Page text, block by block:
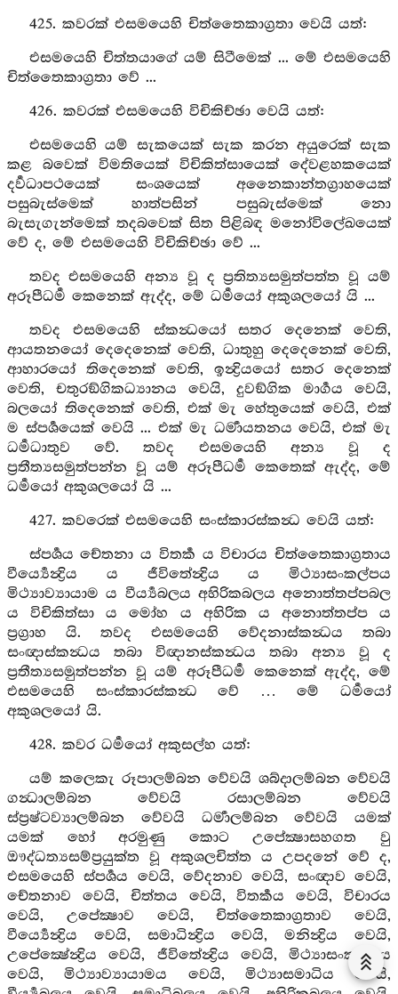
425. කවරක් එසමයෙහි චිත්තෛකාග්‍රතා වෙයි යත්:
එසමයෙහි චිත්තයාගේ යම් සිටීමෙක් ... මේ එසමයෙහි
චිත්තෛකාග්‍රතා වේ ...
426. කවරක් එසමයෙහි විචිකිච්ඡා වෙයි යත්:
එසමයෙහි යම් සැකයෙක් සැක කරන අයුරෙක් සැක
කළ බවෙක් විමතියෙක් විචිකිත්සායෙක් දේවළහකයෙක්
දර්‍වධාපථයෙක් සංශයෙක් අනෛකාන්තග්‍රාහයෙක්
පසුබැස්මෙක් හාත්පසින් පසුබැස්මෙක් නො
බැසැගැන්මෙක් තදබවෙක් සිත පිළිබඳ මනෝවිලේඛයෙක්
වේ ද, මේ එසමයෙහි විචිකිච්ඡා වේ ...
තවද එසමයෙහි අන්‍ය වූ ද ප්‍රතිත්‍යසමුත්පත්ත වූ යම්
අරූපීධර්‍ම කෙනෙක් ඇද්ද, මේ ධර්‍මයෝ අකුශලයෝ යි ...
තවද එසමයෙහි ස්කන්‍ධයෝ සතර දෙනෙක් වෙති,
ආයතනයෝ දෙදෙනෙක් වෙති, ධාතුහු දෙදෙනෙක් වෙති,
ආහාරයෝ තිදෙනෙක් වෙති, ඉන්‍ද්‍රියයෝ සතර දෙනෙක්
වෙති, චතුරඞ්ගිකධ්‍යානය වෙයි, දුවඞ්ගික මාර්‍ගය වෙයි,
බලයෝ තිදෙනෙක් වෙති, එක් මැ හේතුයෙක් වෙයි, එක්
ම ස්පර්‍ශයෙක් වෙයි ... එක් මැ ධර්‍මායතනය වෙයි, එක් මැ
ධර්‍මධාතුව වේ. තවද එසමයෙහි අන්‍ය වූ ද
ප්‍රතීත්‍යසමුත්පන්න වූ යම් අරූපීධර්‍ම කෙතෙක් ඇද්ද, මේ
ධර්‍මයෝ අකුශලයෝ යි ...
427. කවරෙක් එසමයෙහි සංස්කාරස්කන්‍ධ වෙයි යත්:
ස්පර්‍ශය චේතනා ය විතර්‍ක ය විචාරය චිත්තෛකාග්‍රතාය
වීර්‍ය්‍යෙන්‍ද්‍රිය ය ජීවිතේන්‍ද්‍රිය ය මිථ්‍යාසංකල්පය
මිථ්‍යාව්‍යායාම ය වීර්‍ය්‍යබලය අහිරිකබලය අනොත්තප්පබල
ය විචිකිත්සා ය මෝහ ය අහිරික ය අනොත්තප්ප ය
ප්‍රග්‍රාහ යි. තවද එසමයෙහි වේදනාස්කන්‍ධය තබා
සංඥාස්කන්‍ධය තබා විඥානස්කන්‍ධය තබා අන්‍ය වූ ද
ප්‍රතීත්‍යසමුත්පන්න වූ යම් අරූපීධර්‍ම කෙනෙක් ඇද්ද, මේ
එසමයෙහි සංස්කාරස්කන්‍ධ වේ … මේ ධර්‍මයෝ
අකුශලයෝ යි.
428. කවර ධර්‍මයෝ අකුසල්හ යත්:
යම් කලෙකැ රූපාලම්බන වේවයි ශබ්දාලම්බන වේවයි
ගන්‍ධාලම්බන වේවයි රසාලම්බන වේවයි
ස්ප්‍රෂ්ටව්‍යාලම්බන වේවයි ධර්‍මාලම්බන වේවයි යමක්
යමක් හෝ අරමුණු කොට උපේක්‍ෂාසහගත වු
ඖද්ධත්‍යසම්ප්‍රයුක්ත වූ අකුශලචිත්ත ය උපදනේ වේ ද,
එසමයෙහි ස්පර්‍ශය වෙයි, වේදනාව වෙයි, සංඥාව වෙයි,
චේතනාව වෙයි, චිත්තය වෙයි, විතර්‍කය වෙයි, විචාරය
වෙයි, උපේක්‍ෂාව වෙයි, චිත්තෛකාග්‍රතාව වෙයි,
වීර්‍ය්‍යෙන්‍ද්‍රිය වෙයි, සමාධින්‍ද්‍රිය වෙයි, මනින්‍ද්‍රිය වෙයි,
උපේක්‍ෂේන්‍ද්‍රිය වෙයි, ජීවිතේන්‍ද්‍රිය වෙයි, මිථ්‍යාසංකල්පය
වෙයි, මිථ්‍යාව්‍යායාමය වෙයි, මිථ්‍යාසමාධිය වෙයි,